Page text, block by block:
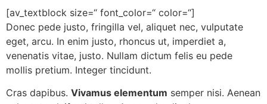
[av_textblock size=“ font_color=“ color=“]
Donec pede justo, fringilla vel, aliquet nec, vulputate
eget, arcu. In enim justo, rhoncus ut, imperdiet a,
venenatis vitae, justo. Nullam dictum felis eu pede
mollis pretium. Integer tincidunt.
Cras dapibus. Vivamus elementum semper nisi. Aenean